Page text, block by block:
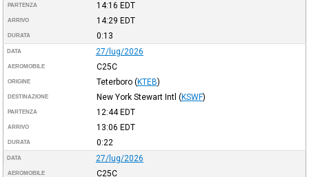
PARTENZA 14:16 EDT
ARRIVO 14:29 EDT
DURATA 0:13
DATA 27/lug/2026
AEROMOBILE C25C
ORIGINE Teterboro (KTEB)
DESTINAZIONE New York Stewart Intl (KSWF)
PARTENZA 12:44 EDT
ARRIVO 13:06 EDT
DURATA 0:22
DATA 27/lug/2026
AEROMOBILE C25C